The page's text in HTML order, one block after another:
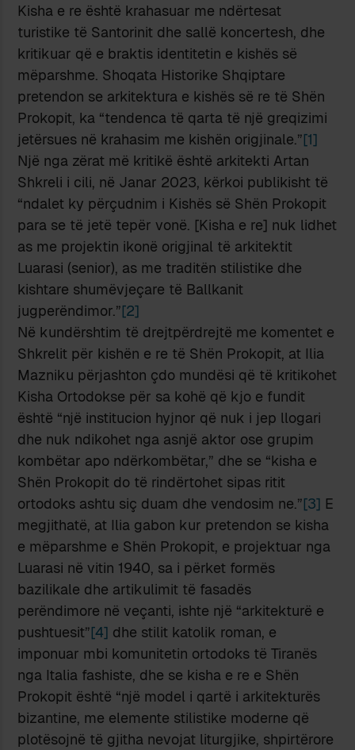
Kisha e re është krahasuar me ndërtesat
turistike të Santorinit dhe sallë koncertesh, dhe
kritikuar që e braktis identitetin e kishës së
mëparshme. Shoqata Historike Shqiptare
pretendon se arkitektura e kishës së re të Shën
Prokopit, ka “tendenca të qarta të një greqizimi
jetërsues në krahasim me kishën origjinale.”[1]
Një nga zërat më kritikë është arkitekti Artan
Shkreli i cili, në Janar 2023, kërkoi publikisht të
“ndalet ky përçudnim i Kishës së Shën Prokopit
para se të jetë tepër vonë. [Kisha e re] nuk lidhet
as me projektin ikonë origjinal të arkitektit
Luarasi (senior), as me traditën stilistike dhe
kishtare shumëvjeçare të Ballkanit
jugperëndimor.”[2]
Në kundërshtim të drejtpërdrejtë me komentet e
Shkrelit për kishën e re të Shën Prokopit, at Ilia
Mazniku përjashton çdo mundësi që të kritikohet
Kisha Ortodokse për sa kohë që kjo e fundit
është “një institucion hyjnor që nuk i jep llogari
dhe nuk ndikohet nga asnjë aktor ose grupim
kombëtar apo ndërkombëtar,” dhe se “kisha e
Shën Prokopit do të rindërtohet sipas ritit
ortodoks ashtu siç duam dhe vendosim ne.”[3] E
megjithatë, at Ilia gabon kur pretendon se kisha
e mëparshme e Shën Prokopit, e projektuar nga
Luarasi në vitin 1940, sa i përket formës
bazilikale dhe artikulimit të fasadës
perëndimore në veçanti, ishte një “arkitekturë e
pushtuesit”[4] dhe stilit katolik roman, e
imponuar mbi komunitetin ortodoks të Tiranës
nga Italia fashiste, dhe se kisha e re e Shën
Prokopit është “një model i qartë i arkitekturës
bizantine, me elemente stilistike moderne që
plotësojnë të gjitha nevojat liturgjike, shpirtërore